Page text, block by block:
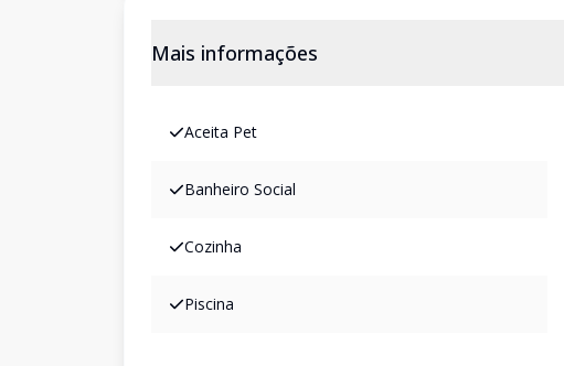
Mais informações
Aceita Pet
Banheiro Social
Cozinha
Piscina